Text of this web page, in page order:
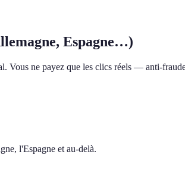
Espagne…)
Vous ne payez que les clics réels — anti-
l'Espagne et au-delà.